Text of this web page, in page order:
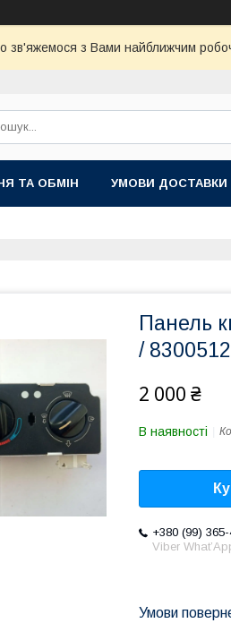
зв'яжемося з Вами найближчим
ТА ОБМІН УМОВИ ДОСТАВКИ
Панель
/
2 000 ₴
В наявності
+380 (99)
Viber